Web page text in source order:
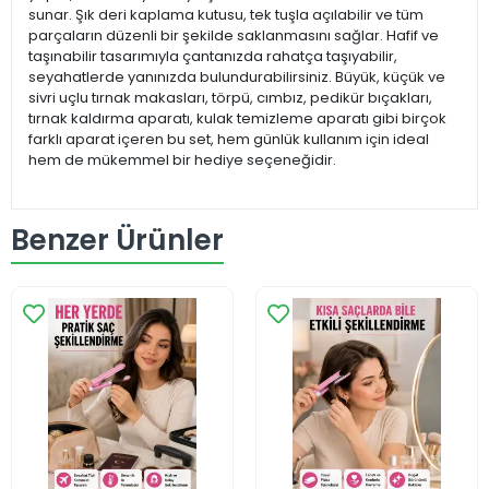
sunar. Şık deri kaplama kutusu, tek tuşla açılabilir ve tüm
parçaların düzenli bir şekilde saklanmasını sağlar. Hafif ve
taşınabilir tasarımıyla çantanızda rahatça taşıyabilir,
seyahatlerde yanınızda bulundurabilirsiniz. Büyük, küçük ve
sivri uçlu tırnak makasları, törpü, cımbız, pedikür bıçakları,
tırnak kaldırma aparatı, kulak temizleme aparatı gibi birçok
farklı aparat içeren bu set, hem günlük kullanım için ideal
hem de mükemmel bir hediye seçeneğidir.
Benzer Ürünler